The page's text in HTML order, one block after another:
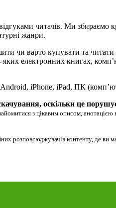
читачів. Ми
жанри.
чи варто купувати та читати
електронних книгах,
iPhone, iPad, ПК
оскільки це
з цікавим описом, анотацією
розповсюджувачів контенту, де